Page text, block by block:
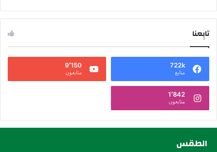
تابِعنا
722k
متابع
9٬150
متابعون
1٬842
متابعون
الطقس